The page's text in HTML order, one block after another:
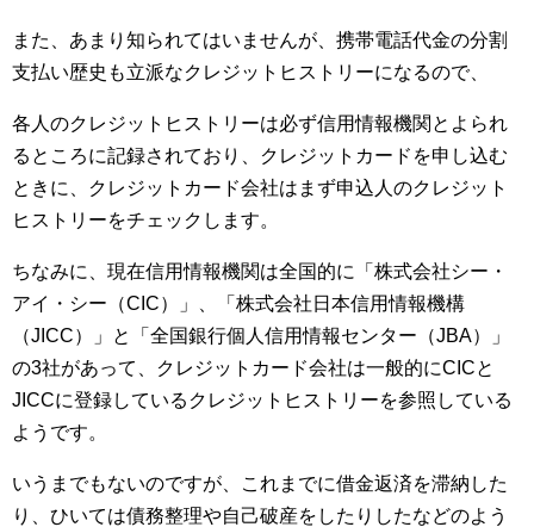
また、あまり知られてはいませんが、携帯電話代金の分割
支払い歴史も立派なクレジットヒストリーになるので、
各人のクレジットヒストリーは必ず信用情報機関とよられ
るところに記録されており、クレジットカードを申し込む
ときに、クレジットカード会社はまず申込人のクレジット
ヒストリーをチェックします。
ちなみに、現在信用情報機関は全国的に「株式会社シー・
アイ・シー（CIC）」、「株式会社日本信用情報機構
（JICC）」と「全国銀行個人信用情報センター（JBA）」
の3社があって、クレジットカード会社は一般的にCICと
JICCに登録しているクレジットヒストリーを参照している
ようです。
いうまでもないのですが、これまでに借金返済を滞納した
り、ひいては債務整理や自己破産をしたりしたなどのよう